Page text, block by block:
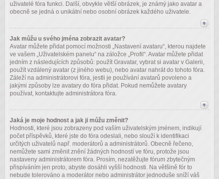
uživatelé fóra funkci. Další, obvykle větší obrázek, je známý jako avatar a
obecně se jedná o unikátní nebo osobní obrázek každého uživatele.
Jak můžu u svého jména zobrazit avatar?
Avatar můžete přidat pomocí možnosti „Nastavení avataru“, kterou najdete
ve vašem „Uživatelském panelu“ na záložce „Profil“. Avatar můžete přidat
jedním z následujících způsobů: použít Gravatar, vybrat si avatar v Galerii,
použít vzdálený avatar (z jiného webu), nebo avatar nahrát do tohoto fóra.
Záleží na administrátorovi fóra, jestli je používání avatarů povoleno a
jakými způsoby lze avatary do fóra přidat. Pokud nemůžete avatary
používat, kontaktujte administrátora fóra.
Jaká je moje hodnost a jak ji můžu změnit?
Hodnosti, které jsou zobrazeny pod vaším uživatelským jménem, indikují
počet příspěvků, které jste do fóra odeslali, nebo slouží k identifikaci
určitých uživatelů např. moderátorů a administrátorů. Obecně řečeno,
nemůžete sami změnit znění žádných hodností ve fóru, protože jsou
nastaveny administrátorem fóra. Prosím, nezatěžujte fórum zbytečným
přispíváním jen proto, abyste dosáhli vyšší hodnosti. Na většině fór to
nebude tolerováno a moderátor nebo administrátor jednoduše sníží váš